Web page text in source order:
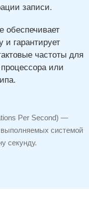
записи.
обеспечивает
гарантирует
частоты для
или
Per Second) —
выполняемых системой
секунду.